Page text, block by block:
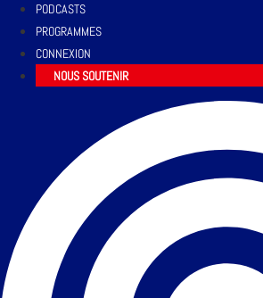
PODCASTS
PROGRAMMES
CONNEXION
NOUS SOUTENIR